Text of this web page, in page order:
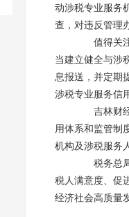
动涉税专业服务
查，对违反管理
值得关注
当建立健全与涉
息报送，并定期
涉税专业服务信
吉林财经
用体系和监管制
机构及涉税服务
税务总局
税人满意度、促
经济社会高质量